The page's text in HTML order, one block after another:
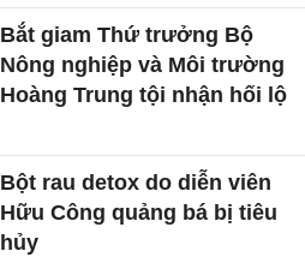
Bắt giam Thứ trưởng Bộ
Nông nghiệp và Môi trường
Hoàng Trung tội nhận hối lộ
Bột rau detox do diễn viên
Hữu Công quảng bá bị tiêu
hủy